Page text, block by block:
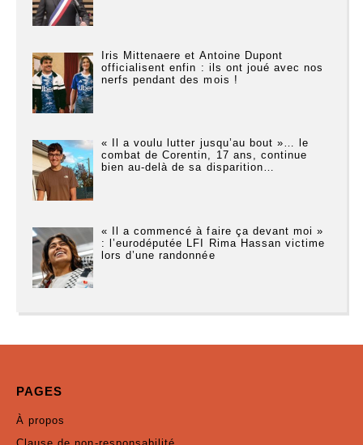
Iris Mittenaere et Antoine Dupont
officialisent enfin : ils ont joué avec nos
nerfs pendant des mois !
« Il a voulu lutter jusqu’au bout »… le
combat de Corentin, 17 ans, continue
bien au-delà de sa disparition…
« Il a commencé à faire ça devant moi »
: l’eurodéputée LFI Rima Hassan victime
lors d’une randonnée
PAGES
À propos